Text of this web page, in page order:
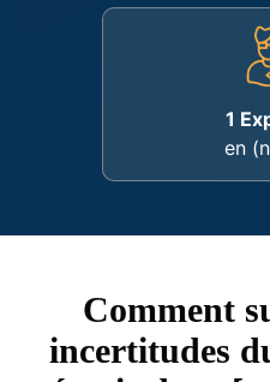
1
en
Comment
incertitudes